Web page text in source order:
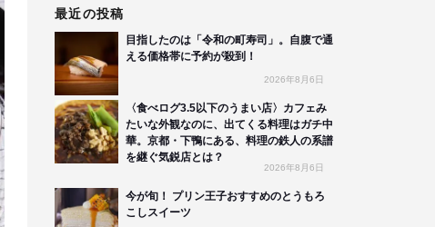
最近の投稿
目指したのは「令和の町寿司」。自腹で通
える価格帯に予約が殺到！
2026年8月6日
〈食べログ3.5以下のうまい店〉カフェみ
たいな外観なのに、出てくる料理はガチ中
華。京都・下鴨にある、料理の鉄人の系譜
を継ぐ気鋭店とは？
2026年8月6日
今が旬！ プリン王子おすすめのとうもろ
こしスイーツ